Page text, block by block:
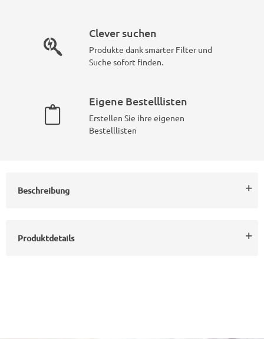
Clever suchen
Produkte dank smarter Filter und
Suche sofort finden.
Eigene Bestelllisten
Erstellen Sie ihre eigenen
Bestelllisten
Beschreibung
Produktdetails